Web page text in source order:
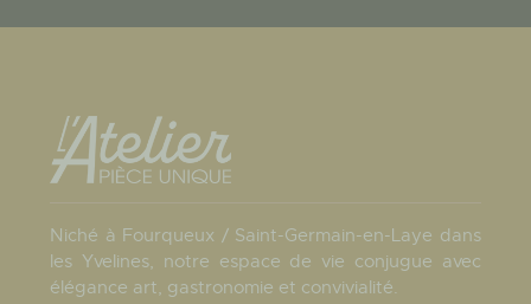
Niché à Fourqueux / Saint-Germain-en-Laye dans
les Yvelines, notre espace de vie conjugue avec
élégance art, gastronomie et convivialité.